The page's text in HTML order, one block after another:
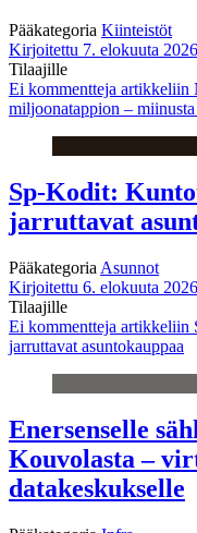
Pääkategoria Kiinteistöt
Kirjoitettu 7. elokuuta
Tilaajille
Ei kommentteja artikkeliin
miljoonatappion –
Sp-Kodit:
jarruttavat
Pääkategoria Asunnot
Kirjoitettu 6. elokuuta
Tilaajille
Ei kommentteja artikkeliin
jarruttavat asuntokauppaa
Enersenselle
Kouvolasta –
datakeskukselle